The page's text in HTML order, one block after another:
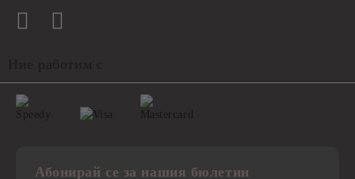
Абонирай се за нашия бюлетин